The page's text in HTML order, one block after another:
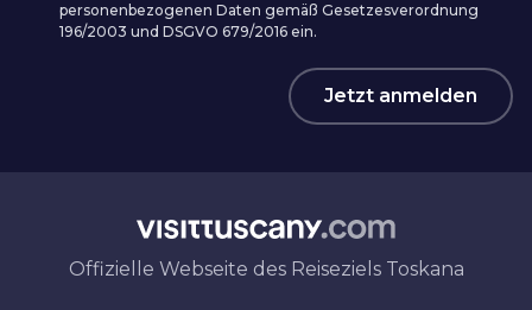
personenbezogenen Daten gemäß Gesetzesverordnung
196/2003 und DSGVO 679/2016 ein.
Jetzt anmelden
Offizielle Webseite des Reiseziels Toskana